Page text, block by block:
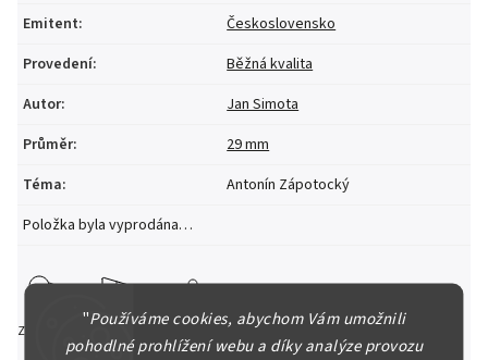
"Používáme cookies, abychom Vám umožnili
pohodlné prohlížení webu a díky analýze provozu
Emitent:
Československo
Provedení:
Běžná kvalita
Autor:
Jan Simota
Průměr:
29 mm
Téma:
Antonín Zápotocký
Položka byla vyprodána…
Zeptat se Hlídat Sdílet